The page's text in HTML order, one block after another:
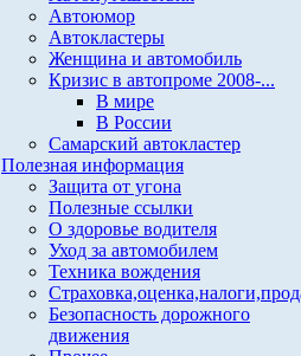
Автоюмор
Автокластеры
Женщина и автомобиль
Кризис в автопроме 2008-...
В мире
В России
Самарский автокластер
Полезная информация
Защита от угона
Полезные ссылки
О здоровье водителя
Уход за автомобилем
Техника вождения
Безопасность дорожного
движения